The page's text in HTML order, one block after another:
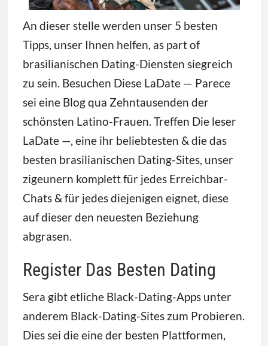
An dieser stelle werden unser 5 besten
Tipps, unser Ihnen helfen, as part of
brasilianischen Dating-Diensten siegreich
zu sein. Besuchen Diese LaDate — Parece
sei eine Blog qua Zehntausenden der
schönsten Latino-Frauen. Treffen Die leser
LaDate —, eine ihr beliebtesten & die das
besten brasilianischen Dating-Sites, unser
zigeunern komplett für jedes Erreichbar-
Chats & für jedes diejenigen eignet, diese
auf dieser den neuesten Beziehung
abgrasen.
Register Das Besten Dating
Sera gibt etliche Black-Dating-Apps unter
anderem Black-Dating-Sites zum Probieren.
Dies sei die eine der besten Plattformen,